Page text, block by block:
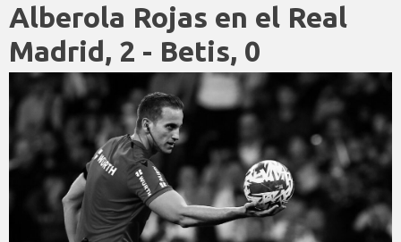
Alberola Rojas en el Real
Madrid, 2 - Betis, 0